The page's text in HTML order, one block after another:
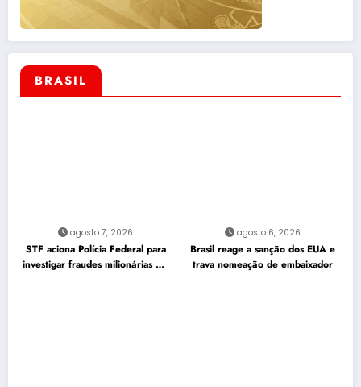
BRASIL
agosto 7, 2026
STF aciona Polícia Federal para
investigar fraudes milionárias em
agosto 6, 2026
Brasil reage a sanção dos EUA e
trava nomeação de embaixador